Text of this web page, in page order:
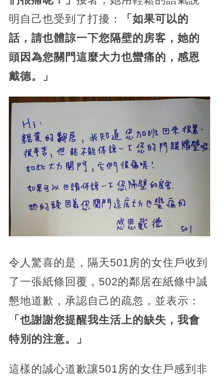
明自己也受到了打擾：
「如果可以的
話，請也體諒一下您隔壁的房客，她的
頭因為您關門這麼大力也蠻痛的，感恩
戴德。」
令人驚喜的是，隔天501房的女住戶收到
了一張紙條回覆，502的鄰居在紙條中誠
懇地道歉，承認自己的疏忽，並表示：
「也謝謝您提醒我生活上的缺失，我會
特別的注意。」
這樣的誠心道歉讓501房的女住戶感到非